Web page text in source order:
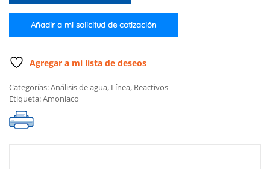
pruebas)
Añadir a mi solicitud de cotización
Agregar a mi lista de deseos
Categorías:Análisis de agua, Línea, Reactivos
Etiqueta:Amoniaco